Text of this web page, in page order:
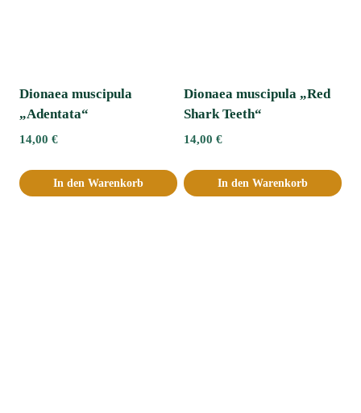
Dionaea muscipula
„Adentata“ﾠ
14,00 €
In den Warenkorb
Dionaea muscipula „Red
Shark Teeth“
14,00 €
In den Warenkorb